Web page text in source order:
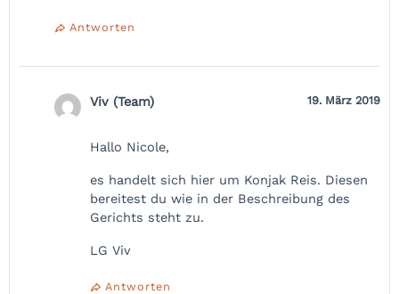
Antworten
Viv (Team) 19. März 2019
Hallo Nicole,
es handelt sich hier um Konjak Reis. Diesen
bereitest du wie in der Beschreibung des
Gerichts steht zu.
LG Viv
Antworten